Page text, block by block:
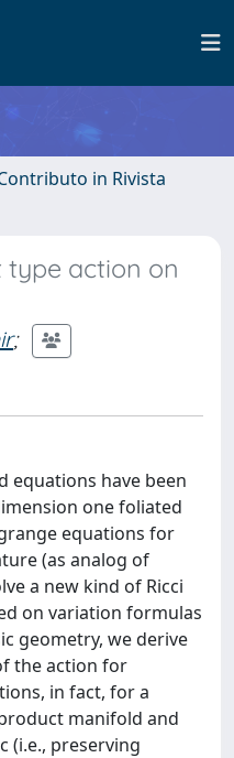
in Rivista
type action on
;
equations have been
one foliated
equations for
(as analog of
a new kind of Ricci
on variation formulas
geometry, we derive
the action for
in fact, for a
manifold and
(i.e., preserving